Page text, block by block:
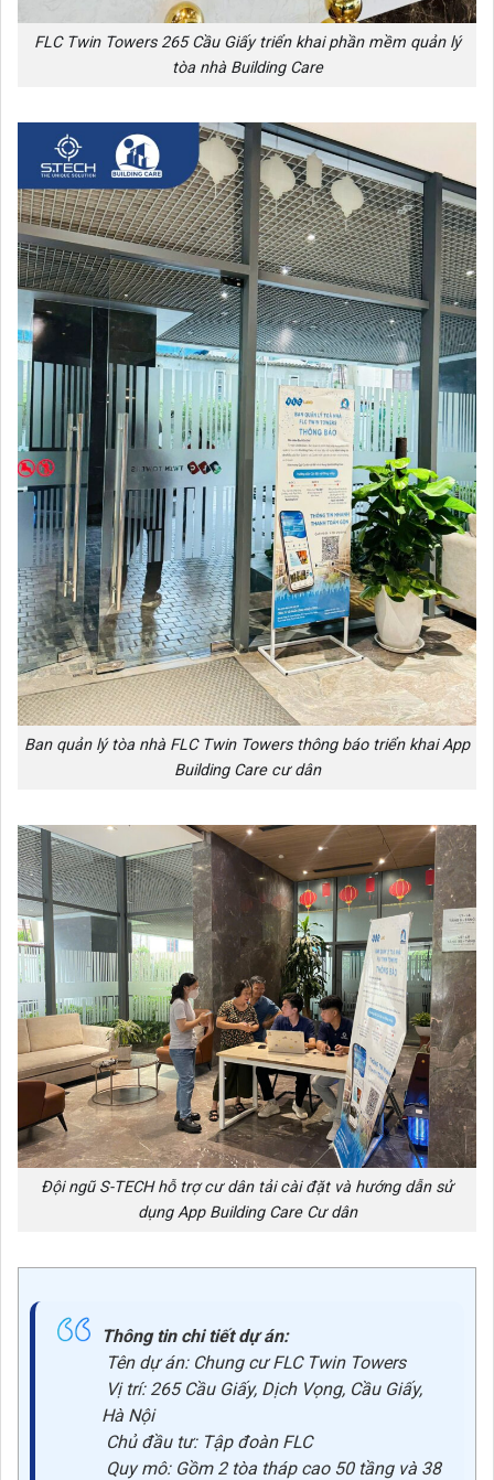
FLC Twin Towers 265 Cầu Giấy triển khai phần mềm quản lý
tòa nhà Building Care
Ban quản lý tòa nhà FLC Twin Towers thông báo triển khai App
Building Care cư dân
Đội ngũ S-TECH hỗ trợ cư dân tải cài đặt và hướng dẫn sử
dụng App Building Care Cư dân
Thông tin chi tiết dự án:
Tên dự án: Chung cư FLC Twin Towers
Vị trí: 265 Cầu Giấy, Dịch Vọng, Cầu Giấy,
Hà Nội
Chủ đầu tư: Tập đoàn FLC
Quy mô: Gồm 2 tòa tháp cao 50 tầng và 38